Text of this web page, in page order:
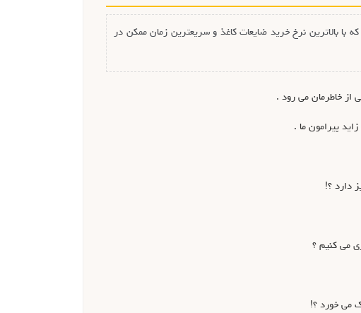
باطله در سراسر ایران است که با بالاترین نرخ خرید ضایعات کاغذ و سریعترین زمان ممکن در
از خاطرمان می رود .
پیرامون ما .
دارد ؟!
می کنیم ؟
می خورد ؟!